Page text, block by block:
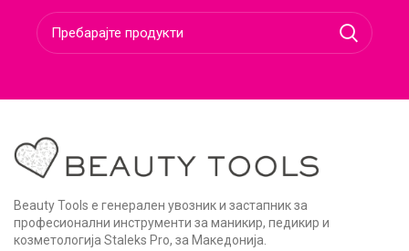
Beauty Tools е генерален увозник и застапник за
професионални инструменти за маникир, педикир и
козметологија Staleks Pro, за Македонија.